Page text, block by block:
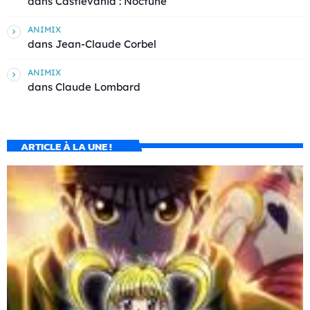
ANIMIX
dans Jean-Claude Corbel
ANIMIX
dans Claude Lombard
ARTICLE À LA UNE !